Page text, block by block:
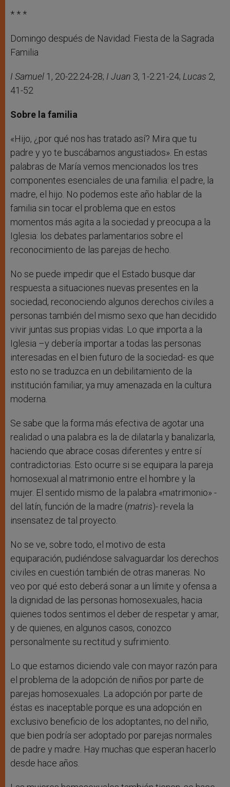
* * *
Domingo después de Navidad: Fiesta de la Sagrada
Familia
I Samuel 1, 20-22.24-28; I Juan 3, 1-2.21-24; Lucas 2,
41-52
Sobre la familia
«Hijo, ¿por qué nos has tratado así? Mira que tu
padre y yo te buscábamos angustiados». En estas
palabras de María vemos mencionados los tres
componentes esenciales de una familia: el padre, la
madre, el hijo. No podemos este año hablar de la
familia sin tocar el problema que en estos
momentos más agita a la sociedad y preocupa a la
Iglesia: los debates parlamentarios sobre el
reconocimiento de las parejas de hecho.
No se puede impedir que el Estado busque dar
respuesta a situaciones nuevas presentes en la
sociedad, reconociendo algunos derechos civiles a
personas también del mismo sexo que han decidido
vivir juntas sus propias vidas. Lo que importa a la
Iglesia –y debería importar a todas las personas
interesadas en el bien futuro de la sociedad- es que
esto no se traduzca en un debilitamiento de la
institución familiar, ya muy amenazada en la cultura
moderna.
Se sabe que la forma más efectiva de agotar una
realidad o una palabra es la de dilatarla y banalizarla,
haciendo que abrace cosas diferentes y entre sí
contradictorias. Esto ocurre si se equipara la pareja
homosexual al matrimonio entre el hombre y la
mujer. El sentido mismo de la palabra «matrimonio» -
del latín, función de la madre (matris)- revela la
insensatez de tal proyecto.
No se ve, sobre todo, el motivo de esta
equiparación, pudiéndose salvaguardar los derechos
civiles en cuestión también de otras maneras. No
veo por qué esto deberá sonar a un límite y ofensa a
la dignidad de las personas homosexuales, hacia
quienes todos sentimos el deber de respetar y amar,
y de quienes, en algunos casos, conozco
personalmente su rectitud y sufrimiento.
Lo que estamos diciendo vale con mayor razón para
el problema de la adopción de niños por parte de
parejas homosexuales. La adopción por parte de
éstas es inaceptable porque es una adopción en
exclusivo beneficio de los adoptantes, no del niño,
que bien podría ser adoptado por parejas normales
de padre y madre. Hay muchas que esperan hacerlo
desde hace años.